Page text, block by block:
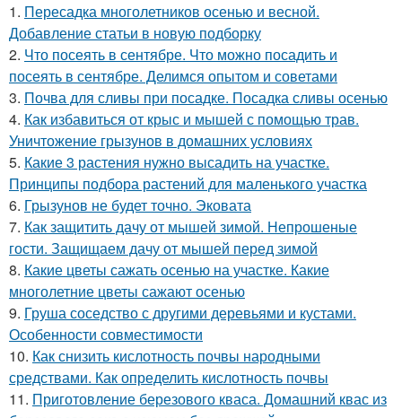
1. Пересадка многолетников осенью и весной.
Добавление статьи в новую подборку
2. Что посеять в сентябре. Что можно посадить и
посеять в сентябре. Делимся опытом и советами
3. Почва для сливы при посадке. Посадка сливы осенью
4. Как избавиться от крыс и мышей с помощью трав.
Уничтожение грызунов в домашних условиях
5. Какие 3 растения нужно высадить на участке.
Принципы подбора растений для маленького участка
6. Грызунов не будет точно. Эковата
7. Как защитить дачу от мышей зимой. Непрошеные
гости. Защищаем дачу от мышей перед зимой
8. Какие цветы сажать осенью на участке. Какие
многолетние цветы сажают осенью
9. Груша соседство с другими деревьями и кустами.
Особенности совместимости
10. Как снизить кислотность почвы народными
средствами. Как определить кислотность почвы
11. Приготовление березового кваса. Домашний квас из